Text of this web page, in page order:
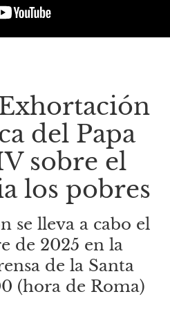
del Papa
sobre el
los pobres
se lleva a cabo el
de 2025 en la
de la Santa
(hora de Roma)